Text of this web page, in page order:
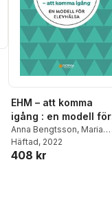
EHM – att komma
igång : en modell för
elevhälsa
Anna Bengtsson, Maria
Kempe Olsson
Necovski
Häftad, 2022
408 kr